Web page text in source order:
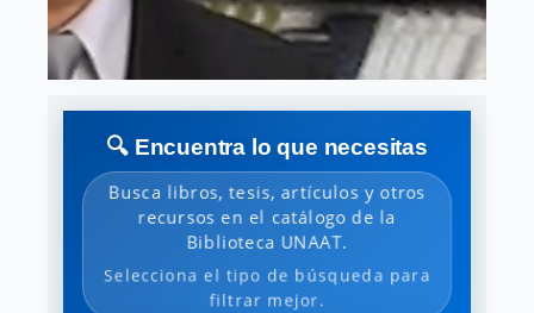
🔍 Encuentra lo que necesitas
Busca libros, tesis, artículos y otros
recursos en el catálogo de la
Biblioteca UNAAT.
Selecciona el tipo de búsqueda para
filtrar mejor.